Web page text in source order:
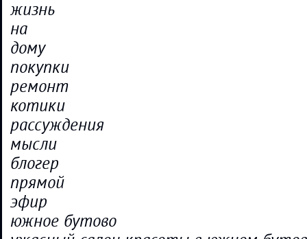
жизнь
на
дому
покупки
ремонт
котики
рассуждения
мысли
блогер
прямой
эфир
южное бутово